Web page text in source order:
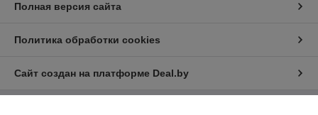
Полная версия сайта
Политика обработки cookies
Сайт создан на платформе Deal.by